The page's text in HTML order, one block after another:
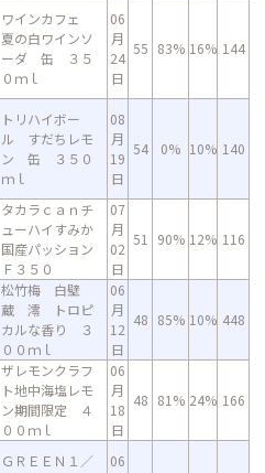
ワインカフェ
夏の白ワインソ
ーダ 缶 ３５
０ｍｌ
06
月
24
日
55 83% 16% 144
トリハイボー
ル すだちレモ
ン 缶 ３５０
ｍｌ
08
月
19
日
54 0% 10% 140
タカラｃａｎチ
ューハイすみか
国産パッション
Ｆ３５０
07
月
02
日
51 90% 12% 116
松竹梅 白壁
蔵 澪 トロピ
カルな香り ３
００ｍｌ
06
月
12
日
48 85% 10% 448
ザレモンクラフ
ト地中海塩レモ
ン期間限定 ４
００ｍｌ
06
月
18
日
48 81% 24% 166
ＧＲＥＥＮ１／
06